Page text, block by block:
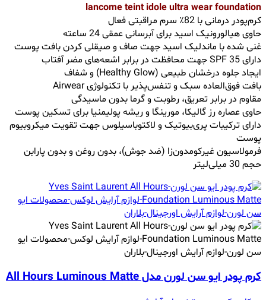
lancome teint idole ultra wear foundation
کرم‌پودر درمانی با 82٪ سرم مراقبتی فعال
حاوی هیالورونیک اسید برای آبرسانی عمقی 24 ساعته
غنی شده با ماندلیک اسید جهت صاف و صیقلی کردن بافت پوست
دارای SPF 35 جهت محافظت در برابر اشعه‌های مضر آفتاب
ایجاد جلوه درخشان طبیعی (Healthy Glow) و شفاف
بافت فوق‌العاده سبک و تنفس‌پذیر با تکنولوژی Airwear
مقاوم در برابر تعریق، رطوبت و گرما بدون ماسیدگی
حاوی عصاره رز گالیکا، مورینگا و ریشه پولیمنیا برای تسکین پوست
دارای ترکیبات پری‌بیوتیک و لاکتوباسیلوس جهت تقویت میکروبیوم
پوست
فرمولاسیون غیرکومدون‌زا (ضد جوش)، بدون روغن و بدون پارابن
حجم 30 میلی‌لیتر
کرم پودر ایو سن لورن مدل All Hours Luminous Matte